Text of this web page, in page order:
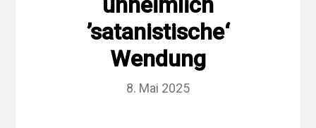
’satanistische‘
Wendung
8. Mai 2025